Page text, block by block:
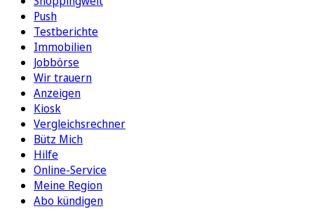
Push
Testberichte
Immobilien
Jobbörse
Wir trauern
Anzeigen
Kiosk
Vergleichsrechner
Bütz Mich
Hilfe
Online-Service
Meine Region
Abo kündigen